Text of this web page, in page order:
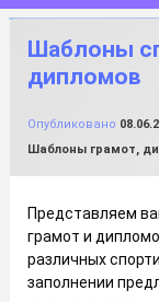
Шаблоны
дипломов
Опубликовано
Рубрики:
Шаблоны грамот,
Представляем
грамот и
различных
заполнении